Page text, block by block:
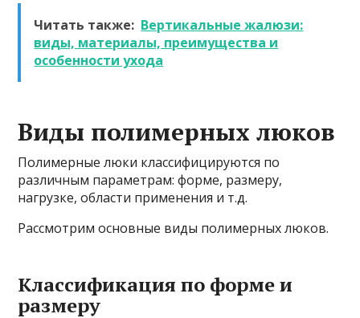
Читать также: Вертикальные жалюзи:
виды, материалы, преимущества и
особенности ухода
Виды полимерных люков
Полимерные люки классифицируются по
различным параметрам: форме, размеру,
нагрузке, области применения и т.д.
Рассмотрим основные виды полимерных люков.
Классификация по форме и
размеру